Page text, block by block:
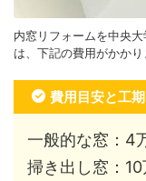
内窓リフォームを中央
は、下記の費用がかかり
費用目安と工期
一般的な窓：4
掃き出し窓：